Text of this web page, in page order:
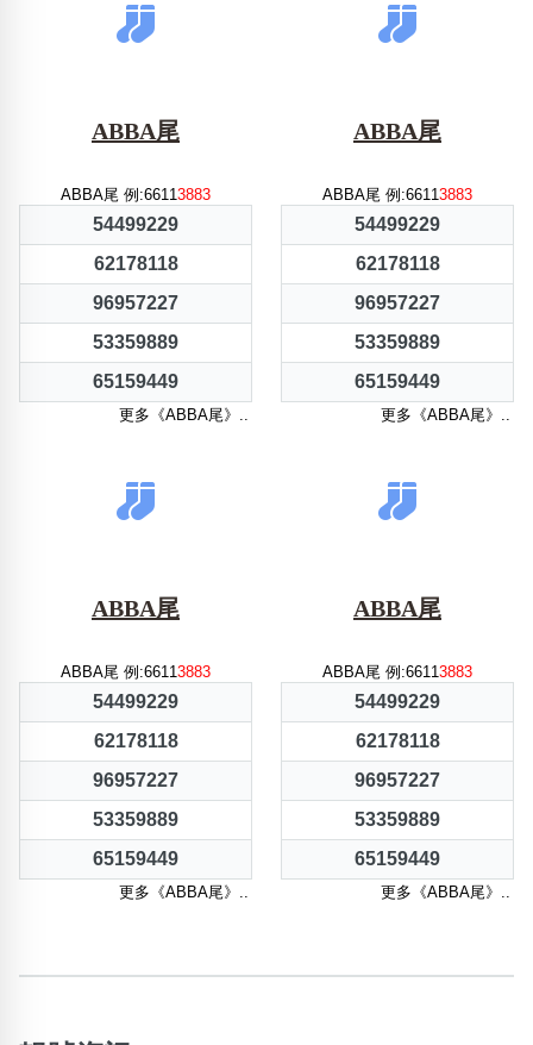
ABBA尾
ABBA尾 例:66113883
54499229
62178118
96957227
53359889
65159449
更多《ABBA尾》..
ABBA尾
ABBA尾 例:66113883
54499229
62178118
96957227
53359889
65159449
更多《ABBA尾》..
ABBA尾
ABBA尾 例:66113883
54499229
62178118
96957227
53359889
65159449
更多《ABBA尾》..
ABBA尾
ABBA尾 例:66113883
54499229
62178118
96957227
53359889
65159449
更多《ABBA尾》..